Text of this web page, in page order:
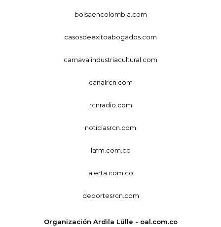
bolsaencolombia.com
casosdeexitoabogados.com
carnavalindustriacultural.com
canalrcn.com
rcnradio.com
noticiasrcn.com
lafm.com.co
alerta.com.co
deportesrcn.com
Organización Ardila Lülle - oal.com.co